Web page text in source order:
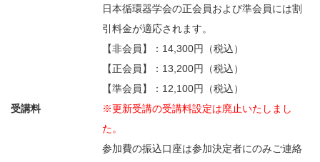
受講料
日本循環器学会の正会員および準会員には割
引料金が適応されます。
【非会員】：14,300円（税込）
【正会員】：13,200円（税込）
【準会員】：12,100円（税込）
※更新受講の受講料設定は廃止いたしまし
た。
参加費の振込口座は参加決定者にのみご連絡